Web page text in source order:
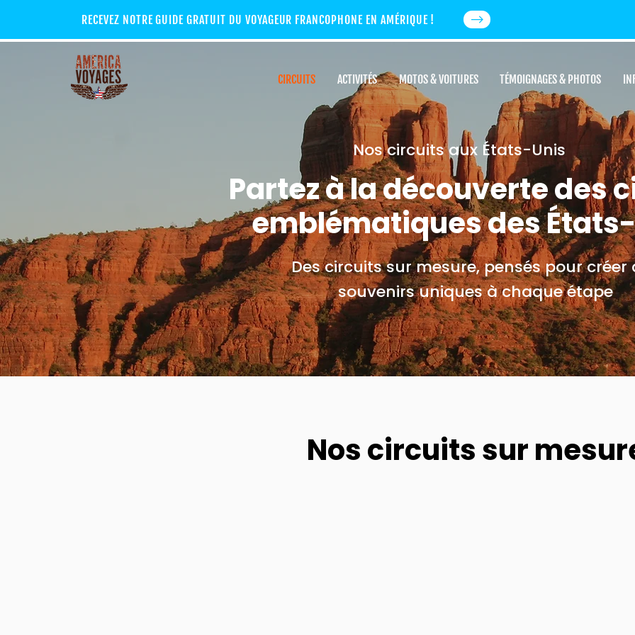
RECEVEZ NOTRE GUIDE GRATUIT DU VOYAGEUR FRANCOPHONE EN AMÉRIQUE !
CIRCUITS ACTIVITÉS MOTOS & VOITURES TÉMOIGNAGES & PHOTOS
Nos circuits aux États-Unis
Partez à la découverte des
emblématiques des
Des circuits sur mesure, pensés pour créer
souvenirs uniques à chaque étape
Nos circuits sur